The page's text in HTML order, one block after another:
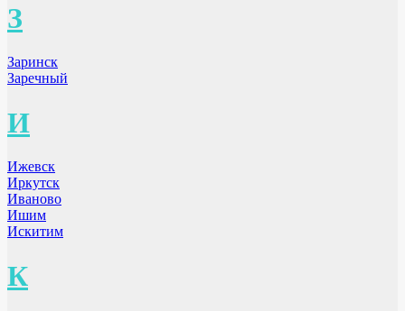
З
Заринск
Заречный
И
Ижевск
Иркутск
Иваново
Ишим
Искитим
К